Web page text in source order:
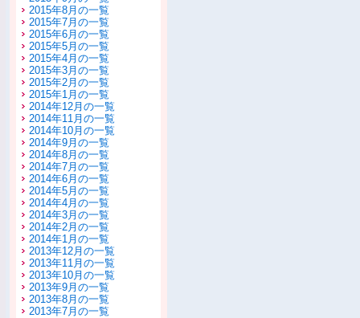
2015年8月の一覧
2015年7月の一覧
2015年6月の一覧
2015年5月の一覧
2015年4月の一覧
2015年3月の一覧
2015年2月の一覧
2015年1月の一覧
2014年12月の一覧
2014年11月の一覧
2014年10月の一覧
2014年9月の一覧
2014年8月の一覧
2014年7月の一覧
2014年6月の一覧
2014年5月の一覧
2014年4月の一覧
2014年3月の一覧
2014年2月の一覧
2014年1月の一覧
2013年12月の一覧
2013年11月の一覧
2013年10月の一覧
2013年9月の一覧
2013年8月の一覧
2013年7月の一覧